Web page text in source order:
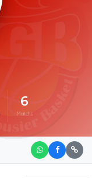
6
Matchs